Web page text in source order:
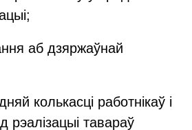
аб дзяржаўнай
колькасці работнікаў і
рэалізацыі тавараў